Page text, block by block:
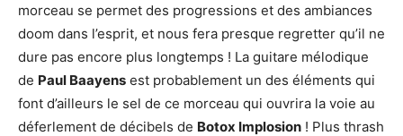
morceau se permet des progressions et des ambiances
doom dans l’esprit, et nous fera presque regretter qu’il ne
dure pas encore plus longtemps ! La guitare mélodique
de Paul Baayens est probablement un des éléments qui
font d’ailleurs le sel de ce morceau qui ouvrira la voie au
déferlement de décibels de Botox Implosion ! Plus thrash